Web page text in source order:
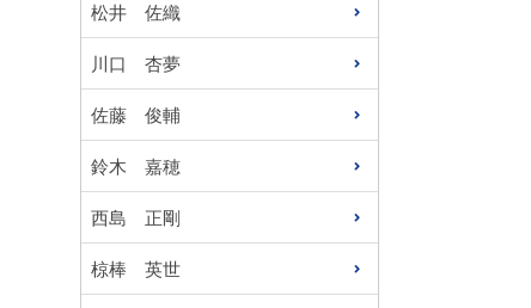
松井 佐織
川口 杏夢
佐藤 俊輔
鈴木 嘉穂
西島 正剛
椋棒 英世